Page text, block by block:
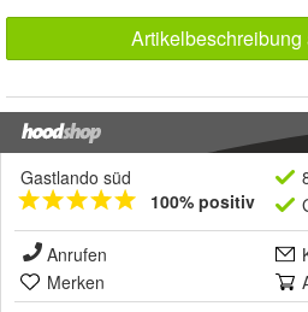
Artikelbeschreibung
Gastlando süd
100% positiv
Anrufen
Merken